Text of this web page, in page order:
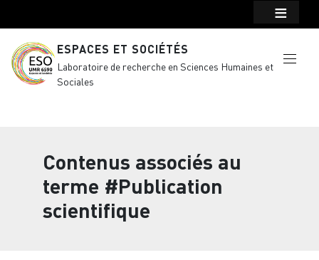
ESPACES ET SOCIÉTÉS
Laboratoire de recherche en Sciences Humaines et
Sociales
Contenus associés au
terme #Publication
scientifique